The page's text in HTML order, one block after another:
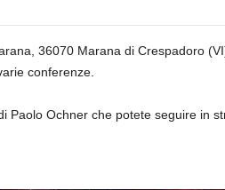
36070 Marana di Crespadoro
conferenze.
Paolo Ochner che potete seguire in